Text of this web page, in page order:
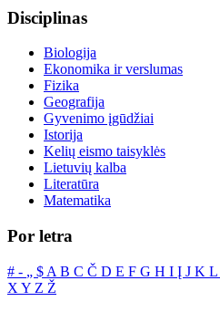
Disciplinas
Biologija
Ekonomika ir verslumas
Fizika
Geografija
Gyvenimo įgūdžiai
Istorija
Kelių eismo taisyklės
Lietuvių kalba
Literatūra
Matematika
Por letra
# ‐ „ $ A B C Č D E F G H I Į J K L
X Y Z Ž